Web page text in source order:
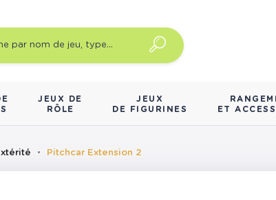
JEUX DE
RÔLE
JEUX
DE FIGURINES
ET
Pitchcar Extension 2